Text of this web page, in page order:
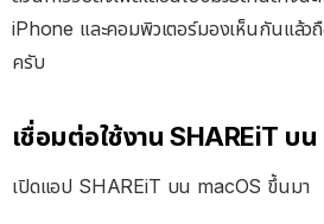
iPhone และคอมพิวเตอร์มองเห็นกันแล้วถื
ครับ
เชื่อมต่อใช้งาน SHAREiT บ
เปิดแอป SHAREiT บน macOS ขึ้นมา